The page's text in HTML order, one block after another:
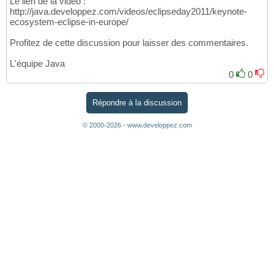
http://java.developpez.com/videos/eclipseday2011/keynote-
ecosystem-eclipse-in-europe/
Profitez de cette discussion pour laisser des commentaires.
L'équipe Java
0
0
Répondre à la discussion
© 2000-2026 - www.developpez.com